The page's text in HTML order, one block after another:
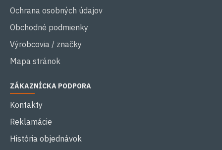
Ochrana osobných údajov
Obchodné podmienky
Výrobcovia / značky
Mapa stránok
ZÁKAZNÍCKA PODPORA
Kontakty
Reklamácie
História objednávok